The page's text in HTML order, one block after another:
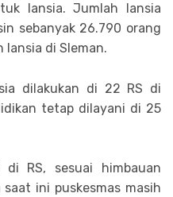
lansia. Jumlah lansia
sebanyak 26.790 orang
lansia di Sleman.
dilakukan di 22 RS di
tetap dilayani di 25
di RS, sesuai himbauan
ini puskesmas masih